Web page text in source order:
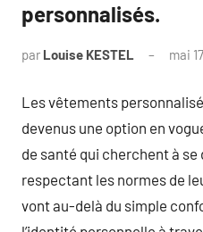
personnalisés.
par Louise KESTEL mai
Les vêtements
devenus une option en
de santé qui cherchent à
respectant les normes de
vont au-delà du simple